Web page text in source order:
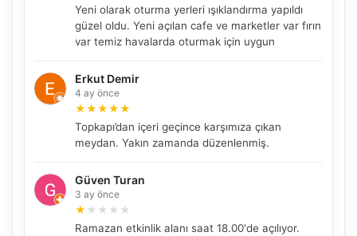
Yeni olarak oturma yerleri ışıklandırma yapıldı
güzel oldu. Yeni açılan cafe ve marketler var fırın
var temiz havalarda oturmak için uygun
Erkut Demir
4 ay önce
★★★★★
Topkapı’dan içeri geçince karşımıza çıkan
meydan. Yakın zamanda düzenlenmiş.
Güven Turan
3 ay önce
★ ★ ★ ★ ★
Ramazan etkinlik alanı saat 18.00'de açılıyor.